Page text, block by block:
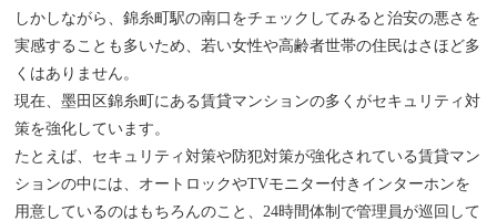
しかしながら、錦糸町駅の南口をチェックしてみると治安の悪さを
実感することも多いため、若い女性や高齢者世帯の住民はさほど多
くはありません。
現在、墨田区錦糸町にある賃貸マンションの多くがセキュリティ対
策を強化しています。
たとえば、セキュリティ対策や防犯対策が強化されている賃貸マン
ションの中には、オートロックやTVモニター付きインターホンを
用意しているのはもちろんのこと、24時間体制で管理員が巡回して